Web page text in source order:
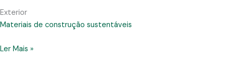
Exterior
Materiais de construção sustentáveis
Ler Mais »